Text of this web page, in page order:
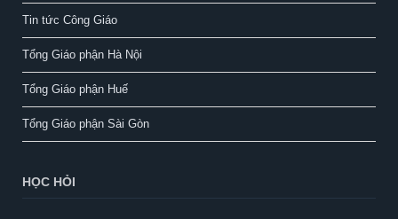
Tin tức Công Giáo
Tổng Giáo phận Hà Nội
Tổng Giáo phận Huế
Tổng Giáo phận Sài Gòn
HỌC HỎI